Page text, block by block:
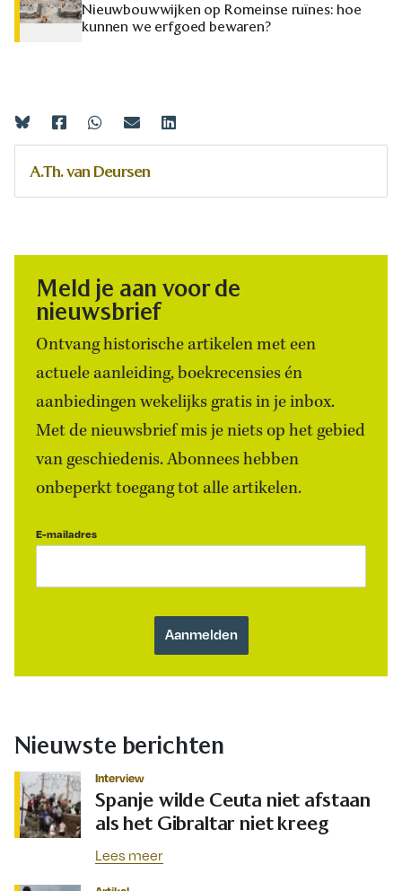
Nieuwbouwwijken op Romeinse ruïnes: hoe
kunnen we erfgoed bewaren?
A.Th. van Deursen
Meld je aan voor de
nieuwsbrief
Ontvang historische artikelen met een
actuele aanleiding, boekrecensies én
aanbiedingen wekelijks gratis in je inbox.
Met de nieuwsbrief mis je niets op het gebied
van geschiedenis. Abonnees hebben
onbeperkt toegang tot alle artikelen.
E-mailadres
Nieuwste berichten
Interview
Spanje wilde Ceuta niet afstaan
als het Gibraltar niet kreeg
Lees meer